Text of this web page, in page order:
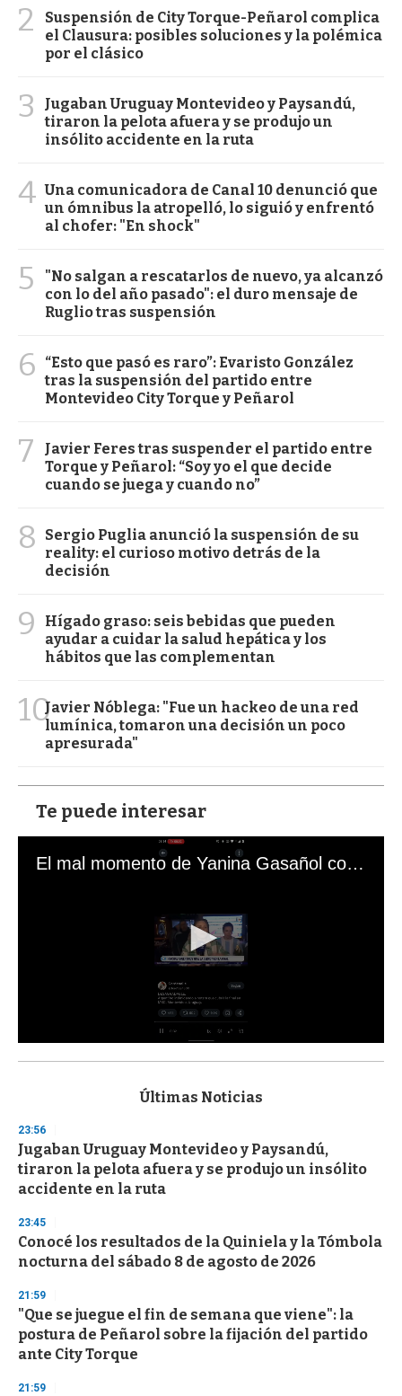
2
Suspensión de City Torque-Peñarol complica
el Clausura: posibles soluciones y la polémica
por el clásico
3
Jugaban Uruguay Montevideo y Paysandú,
tiraron la pelota afuera y se produjo un
insólito accidente en la ruta
4 Una comunicadora de Canal 10 denunció que
un ómnibus la atropelló, lo siguió y enfrentó
al chofer: "En shock"
5
"No salgan a rescatarlos de nuevo, ya alcanzó
con lo del año pasado": el duro mensaje de
Ruglio tras suspensión
6
“Esto que pasó es raro”: Evaristo González
tras la suspensión del partido entre
Montevideo City Torque y Peñarol
7
Javier Feres tras suspender el partido entre
Torque y Peñarol: “Soy yo el que decide
cuando se juega y cuando no”
8
Sergio Puglia anunció la suspensión de su
reality: el curioso motivo detrás de la
decisión
9
Hígado graso: seis bebidas que pueden
ayudar a cuidar la salud hepática y los
hábitos que las complementan
10Javier Nóblega: "Fue un hackeo de una red
lumínica, tomaron una decisión un poco
apresurada"
Te puede interesar
El mal momento de Yanina Gasañol con un hincha argentino en "Subrayado"
s
d
s
o
f
3
s
e
c
o
d
s
Últimas Noticias
23:56
Jugaban Uruguay Montevideo y Paysandú,
tiraron la pelota afuera y se produjo un insólito
accidente en la ruta
23:45
Conocé los resultados de la Quiniela y la Tómbola
nocturna del sábado 8 de agosto de 2026
21:59
"Que se juegue el fin de semana que viene": la
postura de Peñarol sobre la fijación del partido
ante City Torque
21:59